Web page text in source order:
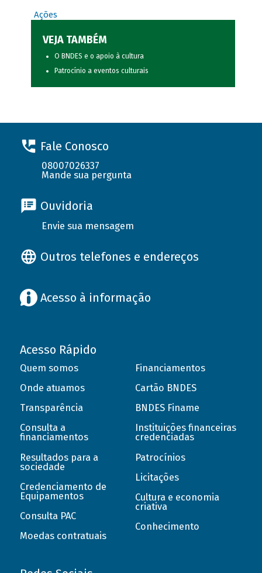
Ações
VEJA TAMBÉM
O BNDES e o apoio à cultura
Patrocínio a eventos culturais
Fale Conosco
08007026337
Mande sua pergunta
Ouvidoria
Envie sua mensagem
Outros telefones e endereços
Acesso à informação
Acesso Rápido
Quem somos
Onde atuamos
Transparência
Consulta a
financiamentos
Resultados para a
sociedade
Credenciamento de
Equipamentos
Consulta PAC
Moedas contratuais
Financiamentos
Cartão BNDES
BNDES Finame
Instituições financeiras
credenciadas
Patrocínios
Licitações
Cultura e economia
criativa
Conhecimento